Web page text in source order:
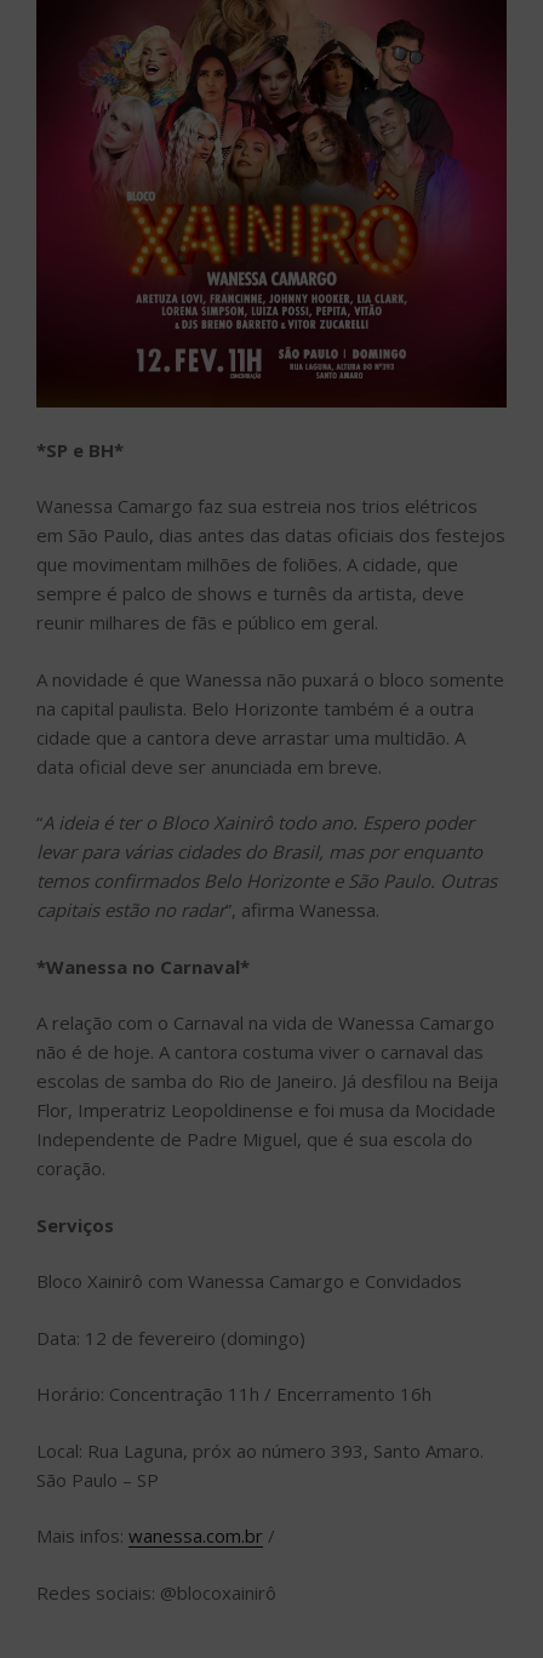
*SP e BH*
Wanessa Camargo faz sua estreia nos trios elétricos
em São Paulo, dias antes das datas oficiais dos festejos
que movimentam milhões de foliões. A cidade, que
sempre é palco de shows e turnês da artista, deve
reunir milhares de fãs e público em geral.
A novidade é que Wanessa não puxará o bloco somente
na capital paulista. Belo Horizonte também é a outra
cidade que a cantora deve arrastar uma multidão. A
data oficial deve ser anunciada em breve.
“A ideia é ter o Bloco Xainirô todo ano. Espero poder
levar para várias cidades do Brasil, mas por enquanto
temos confirmados Belo Horizonte e São Paulo. Outras
capitais estão no radar”, afirma Wanessa.
*Wanessa no Carnaval*
A relação com o Carnaval na vida de Wanessa Camargo
não é de hoje. A cantora costuma viver o carnaval das
escolas de samba do Rio de Janeiro. Já desfilou na Beija
Flor, Imperatriz Leopoldinense e foi musa da Mocidade
Independente de Padre Miguel, que é sua escola do
coração.
Serviços
Bloco Xainirô com Wanessa Camargo e Convidados
Data: 12 de fevereiro (domingo)
Horário: Concentração 11h / Encerramento 16h
Local: Rua Laguna, próx ao número 393, Santo Amaro.
São Paulo – SP
Mais infos: wanessa.com.br /
Redes sociais: @blocoxainirô